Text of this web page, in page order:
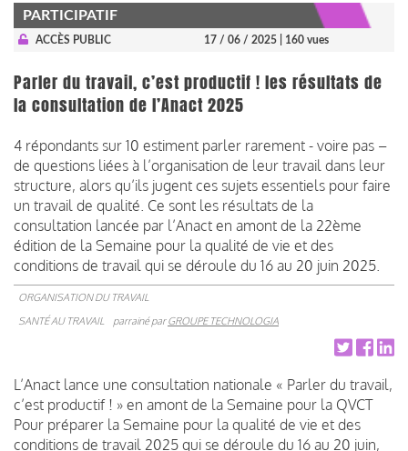
PARTICIPATIF
ACCÈS PUBLIC 17 / 06 / 2025 | 160 vues
Parler du travail, c’est productif ! les résultats de
la consultation de l’Anact 2025
4 répondants sur 10 estiment parler rarement - voire pas –
de questions liées à l’organisation de leur travail dans leur
structure, alors qu’ils jugent ces sujets essentiels pour faire
un travail de qualité. Ce sont les résultats de la
consultation lancée par l’Anact en amont de la 22ème
édition de la Semaine pour la qualité de vie et des
conditions de travail qui se déroule du 16 au 20 juin 2025.
ORGANISATION DU TRAVAIL
SANTÉ AU TRAVAIL
parrainé parGROUPE TECHNOLOGIA
L’Anact lance une consultation nationale « Parler du travail,
c’est productif ! » en amont de la Semaine pour la QVCT
Pour préparer la Semaine pour la qualité de vie et des
conditions de travail 2025 qui se déroule du 16 au 20 juin,